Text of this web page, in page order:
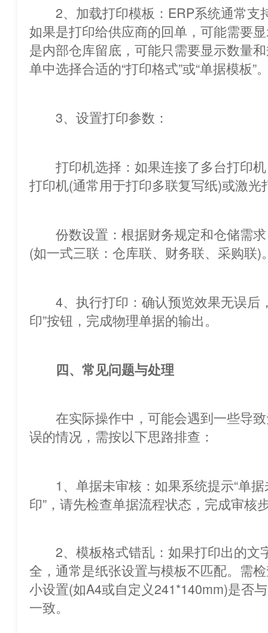
2、加载打印模板：ERP系统通常支
如果是打印给供应商的回单，可能需
是内部仓库留底，可能只需要显示数量
单中选择合适的“打印格式”或“单据模板”
3、设置打印参数：
打印机选择：如果连接了多台打印机
打印机(通常用于打印多联复写纸)或激光
份数设置：根据财务规定和仓储需求
(如一式三联：仓库联、财务联、采购联)
4、执行打印：确认预览效果无误后，
印”按钮，完成物理单据的输出。
四、常见问题与处理
在实际操作中，可能会遇到一些导致
误的情况，需按以下思路排查：
1、单据未审核：如果系统提示“单据
印”，请先检查单据流程状态，完成审核
2、模板格式错乱：如果打印出的文
全，通常是纸张设置与模板不匹配。
小设置(如A4或自定义241*140mm)是否
一致。